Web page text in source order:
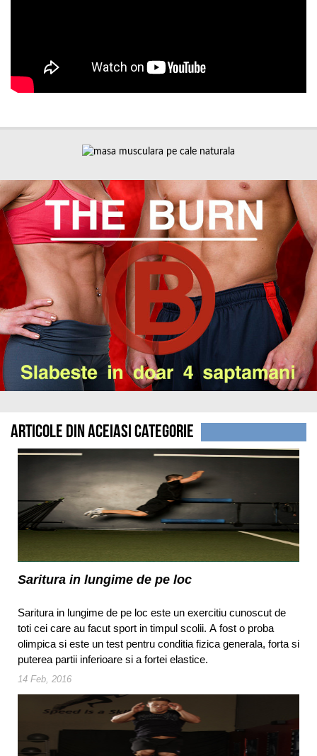
Articole din aceiasi categorie
Saritura in lungime de pe loc
Saritura in lungime de pe loc este un exercitiu cunoscut de
toti cei care au facut sport in timpul scolii. A fost o proba
olimpica si este un test pentru conditia fizica generala, forta si
puterea partii inferioare si a fortei elastice.
14 Feb, 2016